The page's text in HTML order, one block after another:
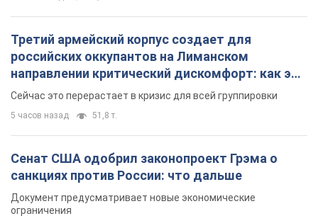
Сенат США одобрил законопроект Грэма о
санкциях против России: что дальше
Документ предусматривает новые экономические
ограничения